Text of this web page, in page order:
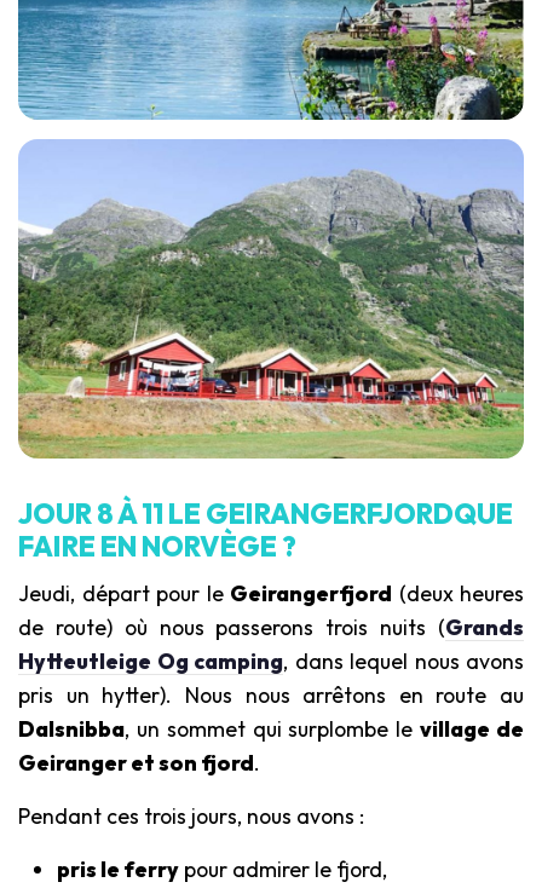
JOUR 8 À 11 LE GEIRANGERFJORDQUE
FAIRE EN NORVÈGE ?
Jeudi, départ pour le Geirangerfjord (deux heures
de route) où nous passerons trois nuits (Grands
Hytteutleige Og camping, dans lequel nous avons
pris un hytter). Nous nous arrêtons en route au
Dalsnibba, un sommet qui surplombe levillage de
Geiranger et son fjord.
Pendant ces trois jours, nous avons :
pris le ferry pour admirer le fjord,